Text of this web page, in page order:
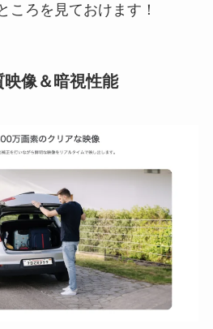
ころを見ておけます！
像＆暗視性能